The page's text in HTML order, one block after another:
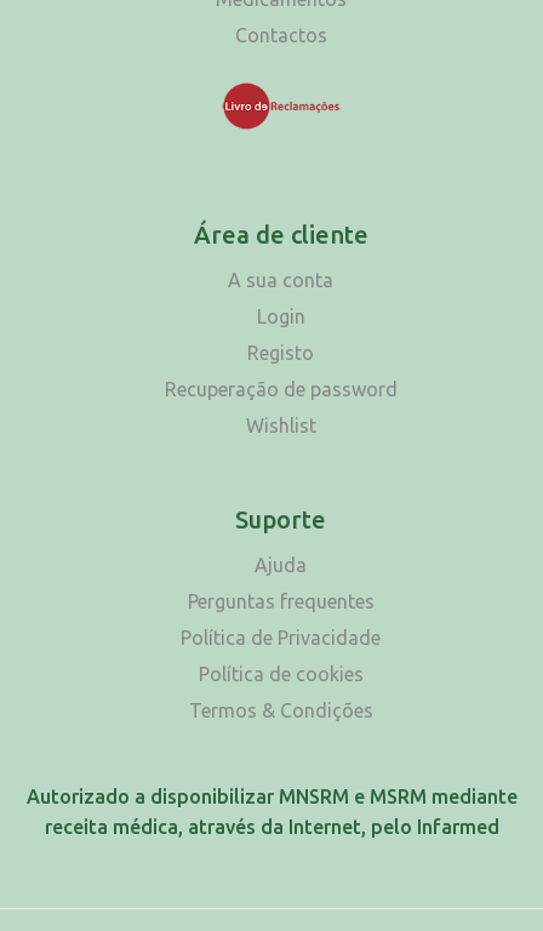
Contactos
Área de cliente
A sua conta
Login
Registo
Recuperação de password
Wishlist
Suporte
Ajuda
Perguntas frequentes
Política de Privacidade
Política de cookies
Termos & Condições
Autorizado a disponibilizar MNSRM e MSRM mediante
receita médica, através da Internet, pelo Infarmed